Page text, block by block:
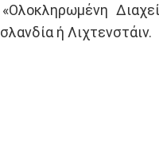
ή Λιχτενστάιν.